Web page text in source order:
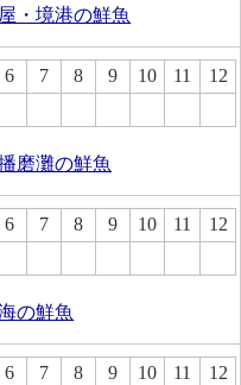
・境港の鮮魚
6 7 8 9 10 11 12
磨灘の鮮魚
6 7 8 9 10 11 12
の鮮魚
6 7 8 9 10 11 12